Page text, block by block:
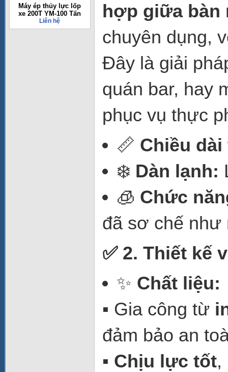
Máy ép thủy lực lốp
xe 200T YM-100 Tấn
Liên hệ
hợp giữa bàn
chuyên dụng,
Đây là giải
quán bar, hay
phục vụ thực
📏 Chiều dài
❄️ Dàn lạnh:
🧊 Chức
đã sơ chế như
✅ 2. Thiết kế
✨ Chất liệu:
▪️ Gia công từ
đảm bảo an
▪️ Chịu lực tốt,